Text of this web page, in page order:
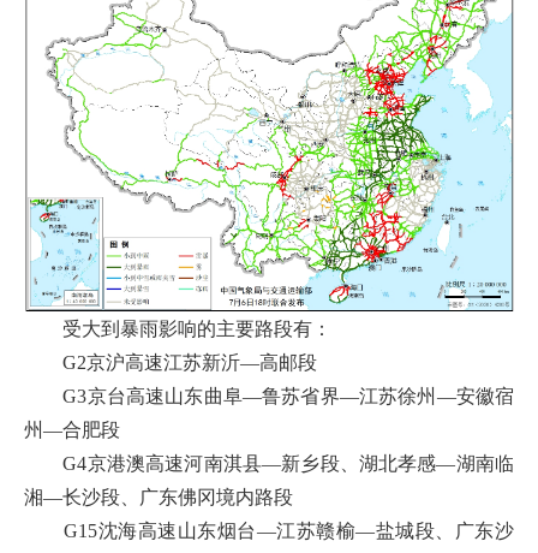
受大到暴雨影响的主要路段有：
G2京沪高速江苏新沂—高邮段
G3京台高速山东曲阜—鲁苏省界—江苏徐州—安徽宿
州—合肥段
G4京港澳高速河南淇县—新乡段、湖北孝感—湖南临
湘—长沙段、广东佛冈境内路段
G15沈海高速山东烟台—江苏赣榆—盐城段、广东沙